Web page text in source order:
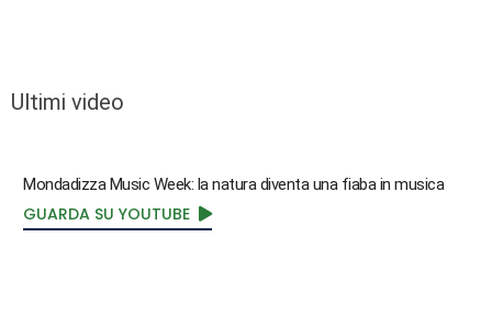
Ultimi video
Mondadizza Music Week: la natura diventa una fiaba in musica
GUARDA SU YOUTUBE